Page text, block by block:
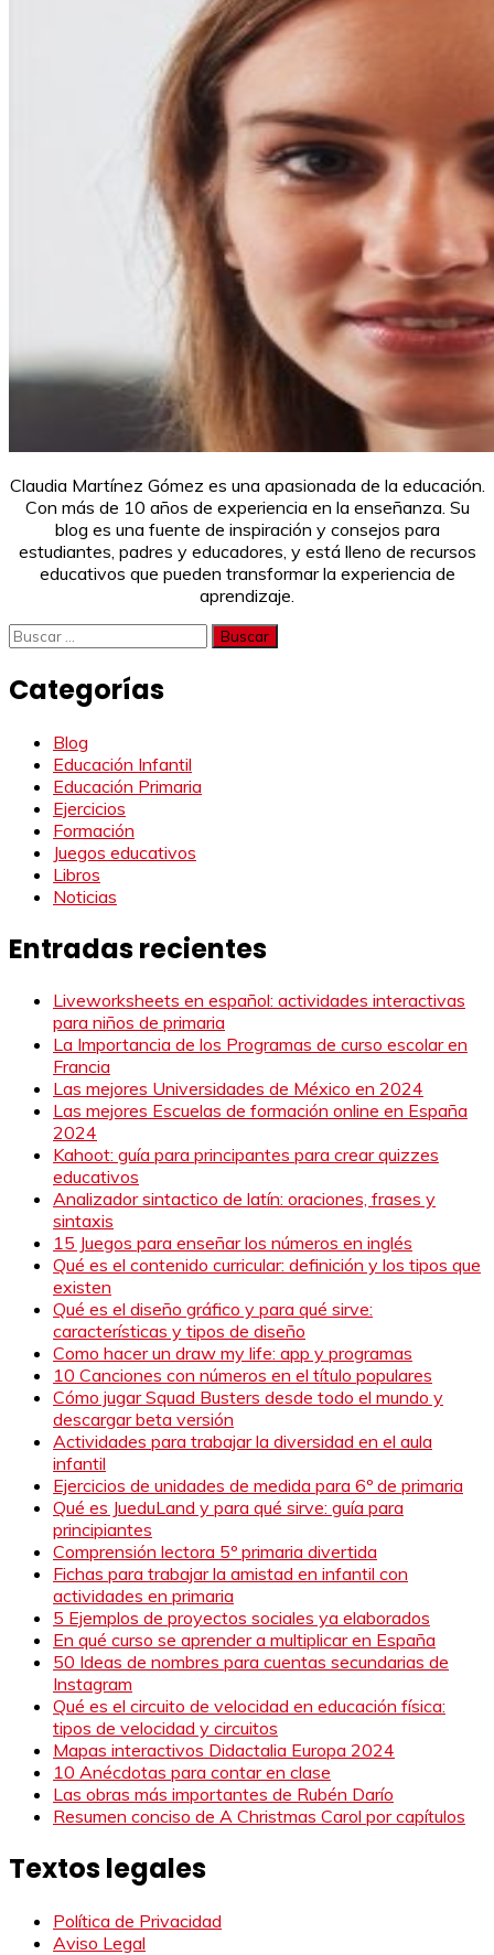
Claudia Martínez Gómez es una apasionada de la educación.
Con más de 10 años de experiencia en la enseñanza. Su
blog es una fuente de inspiración y consejos para
estudiantes, padres y educadores, y está lleno de recursos
educativos que pueden transformar la experiencia de
aprendizaje.
Buscar:
Categorías
Blog
Educación Infantil
Educación Primaria
Ejercicios
Formación
Juegos educativos
Libros
Noticias
Entradas recientes
Liveworksheets en español: actividades interactivas
para niños de primaria
La Importancia de los Programas de curso escolar en
Francia
Las mejores Universidades de México en 2024
Las mejores Escuelas de formación online en España
2024
Kahoot: guía para principantes para crear quizzes
educativos
Analizador sintactico de latín: oraciones, frases y
sintaxis
15 Juegos para enseñar los números en inglés
Qué es el contenido curricular: definición y los tipos que
existen
Qué es el diseño gráfico y para qué sirve:
características y tipos de diseño
Como hacer un draw my life: app y programas
10 Canciones con números en el título populares
Cómo jugar Squad Busters desde todo el mundo y
descargar beta versión
Actividades para trabajar la diversidad en el aula
infantil
Ejercicios de unidades de medida para 6º de primaria
Qué es JueduLand y para qué sirve: guía para
principiantes
Comprensión lectora 5º primaria divertida
Fichas para trabajar la amistad en infantil con
actividades en primaria
5 Ejemplos de proyectos sociales ya elaborados
En qué curso se aprender a multiplicar en España
50 Ideas de nombres para cuentas secundarias de
Instagram
Qué es el circuito de velocidad en educación física:
tipos de velocidad y circuitos
Mapas interactivos Didactalia Europa 2024
10 Anécdotas para contar en clase
Las obras más importantes de Rubén Darío
Resumen conciso de A Christmas Carol por capítulos
Textos legales
Política de Privacidad
Aviso Legal